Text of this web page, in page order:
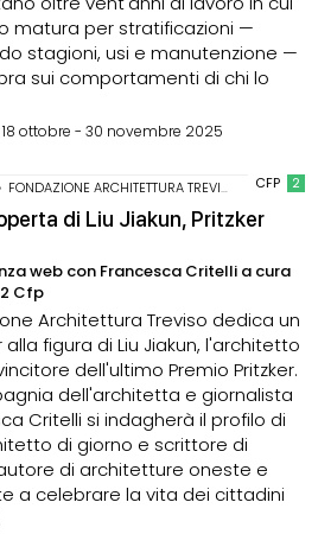
matura per stratificazioni —
stagioni, usi e manutenzione —
sui comportamenti di chi lo
18 ottobre - 30 novembre 2025
CFP 2
FONDAZIONE ARCHITETTURA TREVISO LIU
di Liu Jiakun, Pritzker
web con Francesca Critelli a cura
2 Cfp
Architettura Treviso dedica un
figura di Liu Jiakun, l'architetto
dell'ultimo Premio Pritzker.
dell'architetta e giornalista
Critelli si indagherà il profilo di
di giorno e scrittore di
di architetture oneste e
a celebrare la vita dei cittadini